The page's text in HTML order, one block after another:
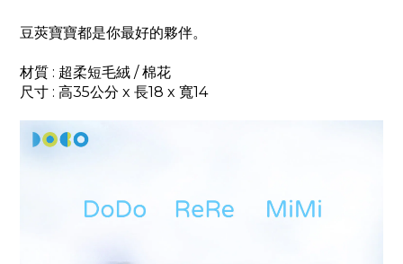
豆莢寶寶都是你最好的夥伴。
材質 : 超柔短毛絨 / 棉花
尺寸 : 高35公分 x 長18 x 寬14